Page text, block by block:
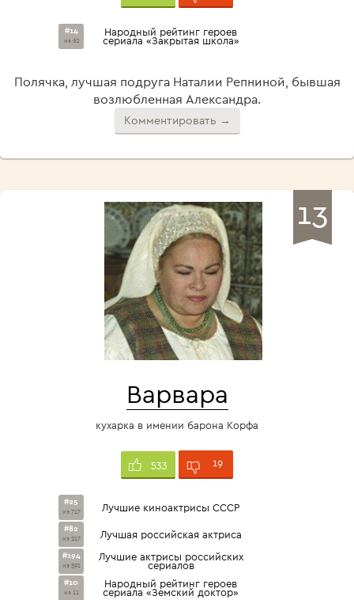
#14
из 62
Народный рейтинг героев
сериала «Закрытая школа»
Полячка, лучшая подруга Наталии Репниной, бывшая
возлюбленная Александра.
Комментировать →
13
Варвара
кухарка в имении барона Корфа
533 19
#25
из 717 Лучшие киноактрисы СССР
#82
из 217 Лучшая российская актриса
#194
из 591
Лучшие актрисы российских
сериалов
#10
из 11
Народный рейтинг героев
сериала «Земский доктор»